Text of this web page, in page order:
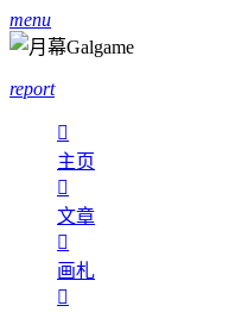
menu
report

主页

文章

画札
